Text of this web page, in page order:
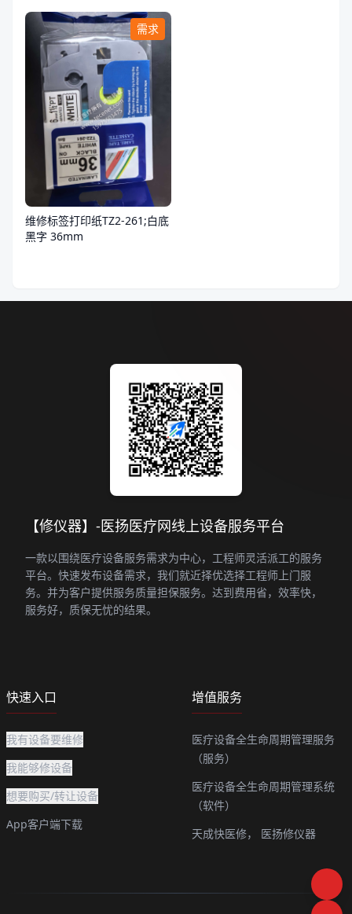
需求
维修标签打印纸TZ2-261;白底
黑字 36mm
【修仪器】-医扬医疗网线上设备服务平台
一款以围绕医疗设备服务需求为中心，工程师灵活派工的服务
平台。快速发布设备需求，我们就近择优选择工程师上门服
务。并为客户提供服务质量担保服务。达到费用省，效率快，
服务好，质保无忧的结果。
快速入口
我有设备要维修
我能够修设备
想要购买/转让设备
App客户端下载
增值服务
医疗设备全生命周期管理服务
（服务）
医疗设备全生命周期管理系统
（软件）
天成快医修，
医扬修仪器